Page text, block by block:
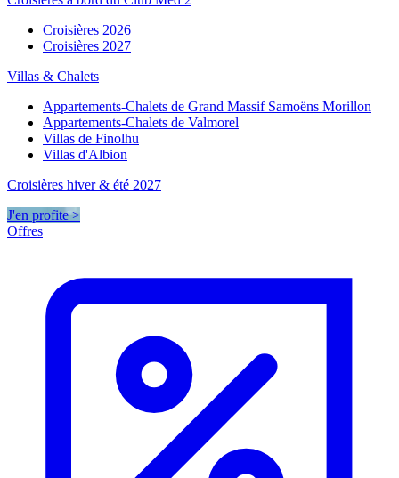
Croisières 2026
Croisières 2027
Villas & Chalets
Appartements-Chalets de Grand Massif Samoëns Morillon
Appartements-Chalets de Valmorel
Villas de Finolhu
Villas d'Albion
Croisières hiver & été 2027
J'en profite >
Offres